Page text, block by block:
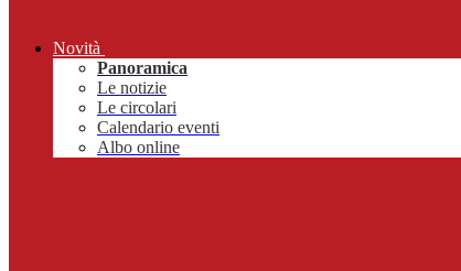
Novità
Panoramica
Le notizie
Le circolari
Calendario eventi
Albo online